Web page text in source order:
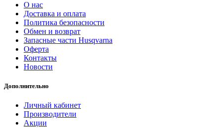
О нас
Доставка и оплата
Политика безопасности
Обмен и возврат
Запасные части Husqvarna
Оферта
Контакты
Новости
Дополнительно
Личный кабинет
Производители
Акции